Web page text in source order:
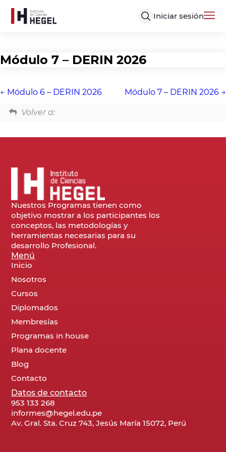
Iniciar sesión
Módulo 7 – DERIN 2026
Módulo 6 – DERIN 2026 Módulo 7 – DERIN 2026
Volver a:
Nuestros Programas tienen como
objetivo mostrar a los participantes los
conceptos, las metodologías y
herramientas necesarias para su
desarrollo Profesional.
Menú
Inicio
Nosotros
Cursos
Diplomados
Membresías
Programas in house
Plana docente
Blog
Contacto
Datos de contacto
953 133 268
informes@hegel.edu.pe
Av. Gral. Sta. Cruz 743, Jesús María 15072, Perú